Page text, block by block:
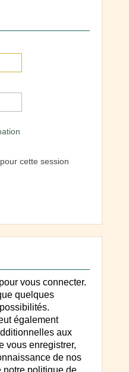
cette session
vous connecter.
quelques
également
aux
vous enregistrer,
de nos